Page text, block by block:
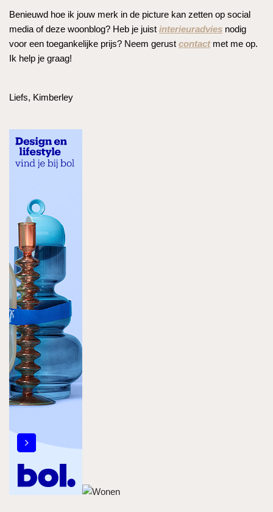
Benieuwd hoe ik jouw merk in de picture kan zetten op social
media of deze woonblog? Heb je juist interieuradvies nodig
voor een toegankelijke prijs? Neem gerust contactmet me op.
Ik help je graag!
Liefs, Kimberley